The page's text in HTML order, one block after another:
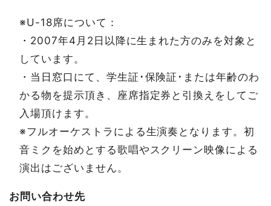
※U-18席について：
・2007年4月2日以降に生まれた方のみを対象と
しています。
・当日窓口にて、学生証･保険証･または年齢のわ
かる物を提示頂き、座席指定券と引換えをしてご
入場頂けます。
※フルオーケストラによる生演奏となります。初
音ミクを始めとする歌唱やスクリーン映像による
演出はございません。
お問い合わせ先